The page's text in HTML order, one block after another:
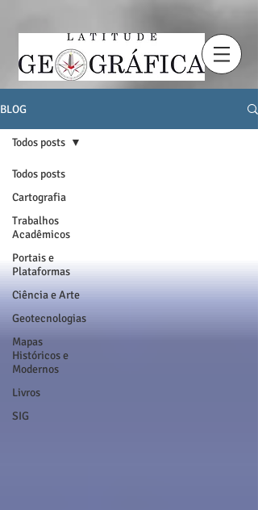
BLOG
Todos posts
Cartografia
Trabalhos
Acadêmicos
Portais e
Plataformas
Ciência e Arte
Geotecnologias
Mapas
Históricos e
Modernos
Livros
SIG
Todos posts